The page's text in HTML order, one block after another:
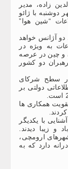
زاده، مدیر
دوشنبه با ژائو
“شین هوا”
دو آژانس خواهد
به ویژه در
و چین در عرصه
دو کشور
در سطح شرکای
دولتی بر
همکاری ها
با یکدیگر
و زیبا دیدند.
ارومچی،
دارد که به